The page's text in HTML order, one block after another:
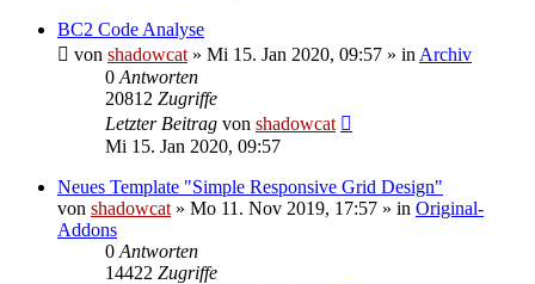
BC2 Code Analyse
von shadowcat » Mi 15. Jan 2020, 09:57 » in Archiv
0 Antworten
20812 Zugriffe
Letzter Beitrag von shadowcat
Mi 15. Jan 2020, 09:57
Neues Template "Simple Responsive Grid Design"
von shadowcat » Mo 11. Nov 2019, 17:57 » in Original-
Addons
0 Antworten
14422 Zugriffe